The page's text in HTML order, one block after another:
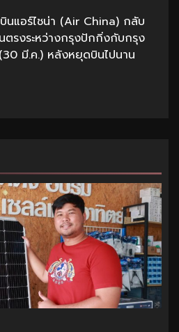
นแอร์ไชน่า (Air China) กลับ
ตรงระหว่างกรุงปักกิ่งกับกรุง
มี.ค.) หลังหยุดบินไปนาน